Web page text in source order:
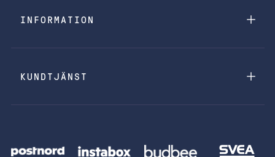
INFORMATION
KUNDTJÄNST